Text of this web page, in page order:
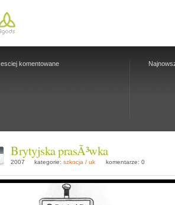
komentowane
Brytyjska prasÃ³wka
2007 kategorie: szkocja / uk komentarze: 0